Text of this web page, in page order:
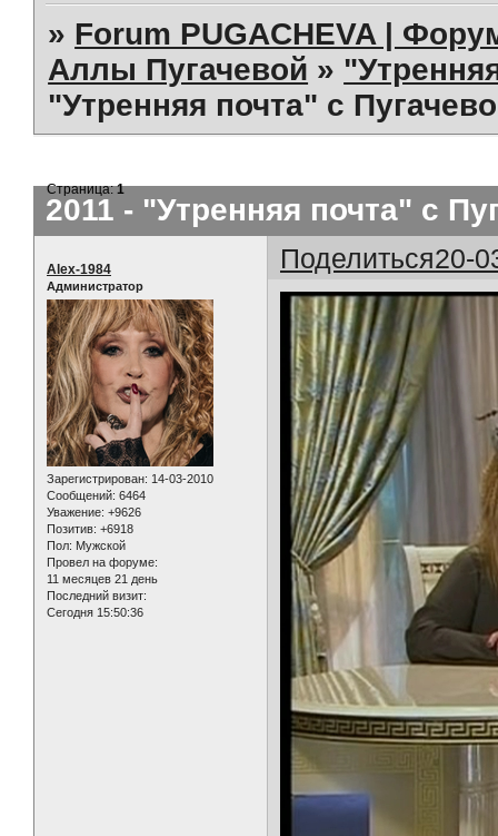
» Forum PUGACHEVA |
Аллы Пугачевой »
"Утренняя почта" с
2011 - "Утренняя почта" с
Страница:1
Поделиться20-
Alex-1984
Администратор
Зарегистрирован: 14-03-2010
Сообщений: 6464
Уважение: +9626
Позитив: +6918
Пол: Мужской
Провел на форуме:
11 месяцев 21 день
Последний визит:
Сегодня 15:50:36